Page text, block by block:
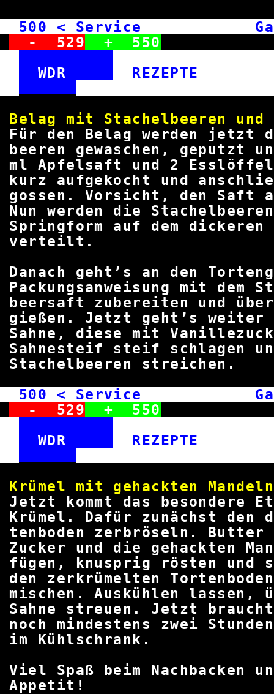
500 < Service
- 529 + 550
WDR
REZEPTE
Belag mit Stachelbeeren
Für den Belag werden jetzt
beeren gewaschen, geputzt
ml Apfelsaft und 2
kurz aufgekocht und
gossen. Vorsicht, den Saft
Nun werden die
Springform auf dem
Danach geht’s an den
Packungsanweisung mit
beersaft zubereiten und
gießen. Jetzt geht’s
Sahne, diese mit
Sahnesteif steif schlagen
Stachelbeeren
500 < Service
- 529 + 550
WDR
REZEPTE
Krümel mit gehackten
Jetzt kommt das
Krümel. Dafür zunächst den
tenboden zerbröseln.
Zucker und die gehackten
fügen, knusprig rösten
den zerkrümelten
mischen. Auskühlen
Sahne streuen. Jetzt
noch mindestens zwei
im
Viel Spaß beim